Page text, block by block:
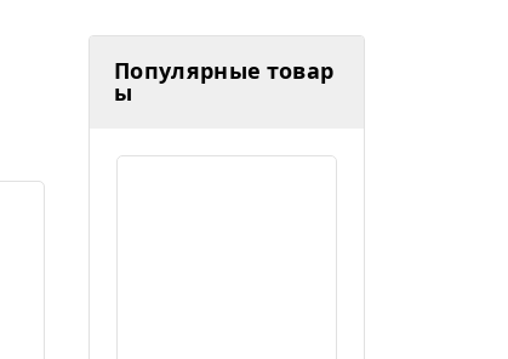
Популярные товар
ы